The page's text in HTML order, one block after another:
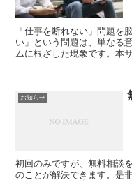
「仕事を断れない」問題を
い」という問題は、単なる
ムに根ざした現象です。本
お知らせ
初回のみですが、無料相談
のことが解決できます。是